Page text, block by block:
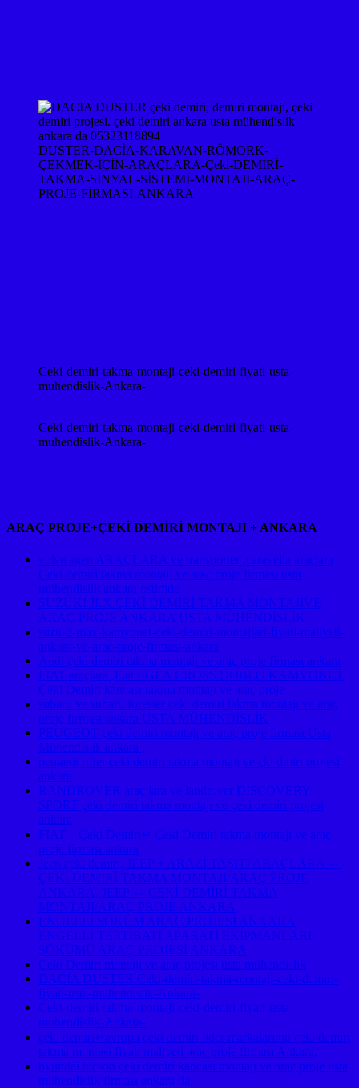
DUSTER-DACİA-KARAVAN-RÖMORK-
ÇEKMEK-İÇİN-ARAÇLARA-Çeki-DEMİRİ-
TAKMA-SİNYAL-SİSTEMİ-MONTAJI-ARAÇ-
PROJE-FİRMASI-ANKARA
Ceki-demiri-takma-montaji-ceki-demiri-fiyati-usta-
muhendislik-Ankara-
Ceki-demiri-takma-montaji-ceki-demiri-fiyati-usta-
muhendislik-Ankara-
ARAÇ PROJE+ÇEKİ DEMİRİ MONTAJI + ANKARA
volswagen ARAÇLARA ve transporter ,caravella araçlara
Çeki demiri takma montajı ve araç proje firması usta
mühendislik ankara ostimde
SUZUKI JLX ÇEKİ DEMİRİ TAKMA MONTAJIVE
ARAÇ PROJE ANKARA USTA MÜHENDİSLİK
suzu-d-max-kamyonet-ceki-demiri-montajlari-fiyati-maliyeti-
ankara-ve-arac-proje-firmasi-ankara
Audi çeki demiri takma montajı ve araç proje firması ankara
FIAT araçlara ,Fıat EGEA CROSS DOBLO KAMYONET
Çeki Demiri kancası takma montajı ve araç proje
subaru ve subaru forester çeki demiri takma montajı ve araç
proje firması ankara USTA MÜHENDİSLİK
PEUGEOT çeki demiri montajı ve araç proje firması Usta
Mühendislik ankara ,
peugeot rıfter çeki demiri takma montajı ve çki dmiri projesi
ankara
RANDROVER araç lara ve landrover DISCOVERY
SPORT çeki demiri takma montajı ve çeki demiri projesi
ankara
FIAT – Çeki Demiri↵ Çeki Demiri takma montajı ve araç
proje firması ankara
Jeep çeki demiri, JEEP + ARAZİ TAŞITI ARAÇLARA ⇔
ÇEKİ DEMİRİ TAKMA MONTAJI/ARAÇ PROJE
ANKARA, JEEP ⇔ ÇEKİ DEMİRİ TAKMA
MONTAJI/ARAÇ PROJE ANKARA
ENGELLİ SÖKÜM ARAÇ PROJESİ ANKARA
ENGELLİ TERTİBATI APARATI EKİPMANLARI
SÖKÜMÜ ARAÇ PROJESİ ANKARA
Çeki Demiri montajı ve araç projesi usta mühendislik
DACİA DUSTER Ceki-demiri-takma-montaji-ceki-demiri-
fiyati-usta-muhendislik-Ankara-
Ceki-demiri-takma-montaji-ceki-demiri-fiyati-usta-
muhendislik-Ankara-
çeki demiri↵avrupa çeki demiri lider markalarının çeki demiri
takma montesi fiyatı maliyeti araç proje firması Ankara,
hyundai tucson çeki demiri kancası montajı ve araç proje usta
mühendislik firması ankara da